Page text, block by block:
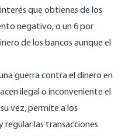
que obtienes de los
negativo, o un 6 por
de los bancos aunque el
guerra contra el dinero en
ilegal o inconveniente el
vez, permite a los
regular las transacciones